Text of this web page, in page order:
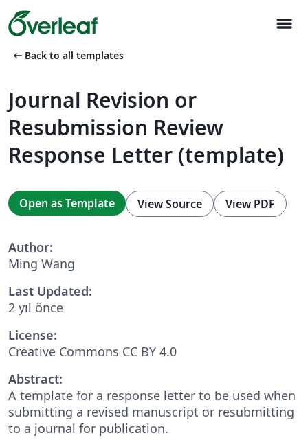
menu
arrow_left_alt Back to all templates
Journal Revision or
Resubmission Review
Response Letter (template)
Open as Template View Source View PDF
Author:
Ming Wang
Last Updated:
2 yıl önce
License:
Creative Commons CC BY 4.0
Abstract:
A template for a response letter to be used when
submitting a revised manuscript or resubmitting
to a journal for publication.